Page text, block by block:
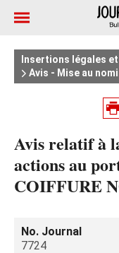
Insertions légales
Avis - Mise au
Avis relatif à
actions au
COIFFURE
No. Journal
7724